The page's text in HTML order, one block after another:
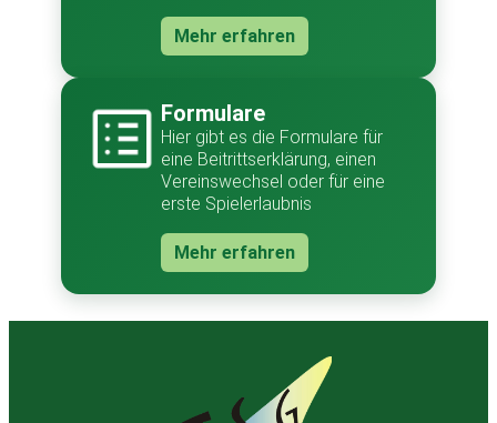
Mehr erfahren
Formulare
Hier gibt es die Formulare für
eine Beitrittserklärung, einen
Vereinswechsel oder für eine
erste Spielerlaubnis
Mehr erfahren